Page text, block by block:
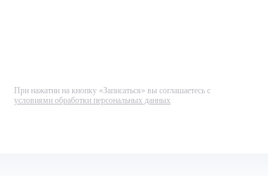
При нажатии на кнопку «Записаться» вы соглашаетесь с
условиями обработки персональных данных